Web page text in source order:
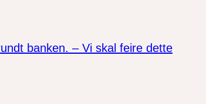
banken. – Vi skal feire dette